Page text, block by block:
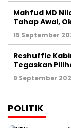
Mahfud MD
Tahap Awal,
15 September
Reshuffle
Tegaskan
9 September
POLITIK